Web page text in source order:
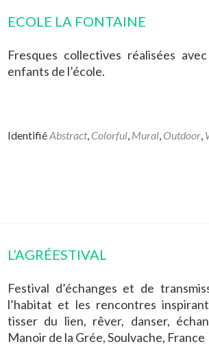
ECOLE LA FONTAINE
Fresques collectives réalisées
enfants de l’école.
IdentifiéAbstract, Colorful, Mural, Outdoor,
L’AGRÉESTIVAL
Festival d’échanges et de
l’habitat et les rencontres
tisser du lien, rêver, danser,
Manoir de la Grée, Soulvache, France